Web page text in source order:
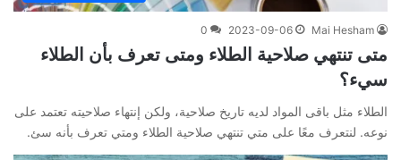
Mai Hesham
2023-09-06
0
متى تنتهي صلاحية الطلاء ومتى تعرف بأن الطلاء
سيء؟
الطلاء مثل باقى المواد لديه تاريخ صلاحية، ولكن إنتهاء صلاحيته تعتمد على
نوعه. لنتعرف معًا على متي تنتهي صلاحية الطلاء ومتي تعرف بأنه سئ.